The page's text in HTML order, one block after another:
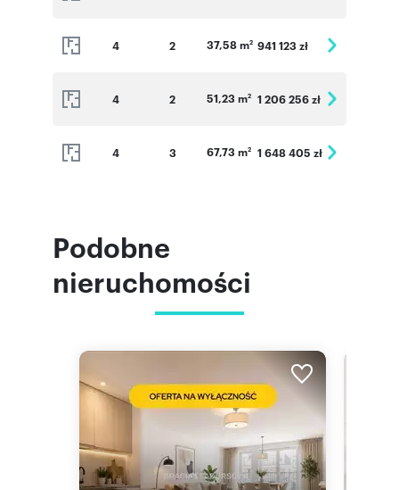
4 2 37,58 m2 941 123 zł
4 2 51,23 m2 1 206 256 zł
4 3 67,73 m2 1 648 405 zł
Podobne
nieruchomości